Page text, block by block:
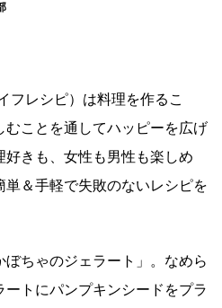
フレシピ）は料理を作るこ
むことを通してハッピーを広げ
きも、女性も男性も楽しめ
単＆手軽で失敗のないレシピを
ちゃのジェラート」。なめら
トにパンプキンシードをプラ